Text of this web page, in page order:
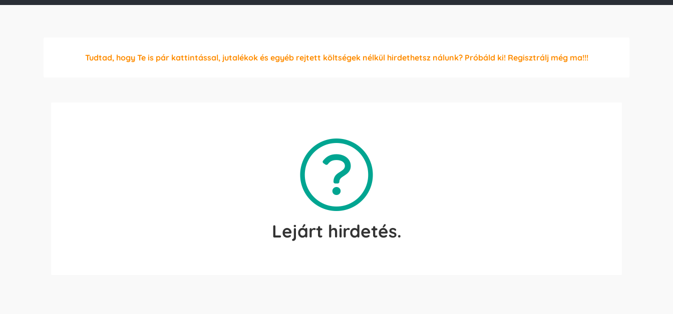
Tudtad, hogy Te is pár kattintással, jutalékok és egyéb rejtett költségek nélkül hirdethetsz nálunk? Próbáld ki! Regisztrálj még ma!!!
Lejárt hirdetés.